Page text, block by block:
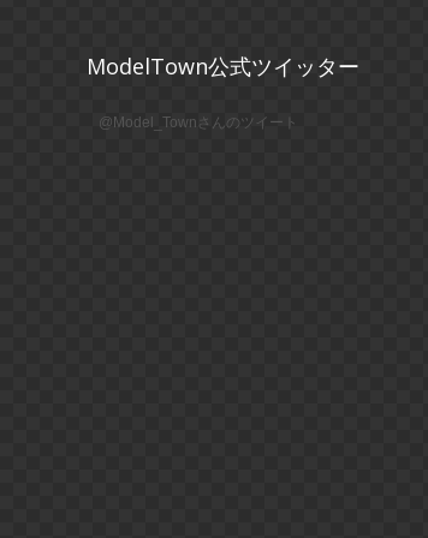
ModelTown公式ツイッター
@Model_Townさんのツイート